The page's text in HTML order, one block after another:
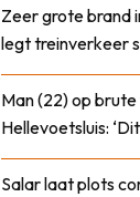
Zeer grote brand
legt treinverkeer
Man (22) op
Hellevoetsluis:
Salar laat plots